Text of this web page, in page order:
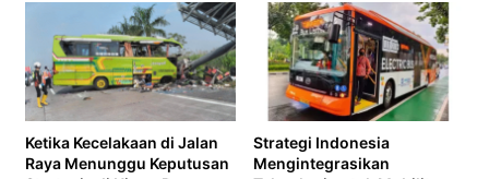
Perumahan
MBR
Ketika Kecelakaan di Jalan
Raya Menunggu Keputusan
Strategi Indonesia
Mengintegrasikan